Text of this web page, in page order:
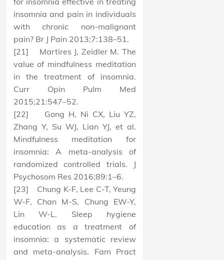
insomnia and pain in individuals
with chronic non-malignant
pain? Br J Pain 2013;7:138–51.
[21] Martires J, Zeidler M. The
value of mindfulness meditation
in the treatment of insomnia.
Curr Opin Pulm Med
2015;21:547–52.
[22] Gong H, Ni CX, Liu YZ,
Zhang Y, Su WJ, Lian YJ, et al.
Mindfulness meditation for
insomnia: A meta-analysis of
randomized controlled trials. J
Psychosom Res 2016;89:1–6.
[23] Chung K-F, Lee C-T, Yeung
W-F, Chan M-S, Chung EW-Y,
Lin W-L. Sleep hygiene
education as a treatment of
insomnia: a systematic review
and meta-analysis. Fam Pract